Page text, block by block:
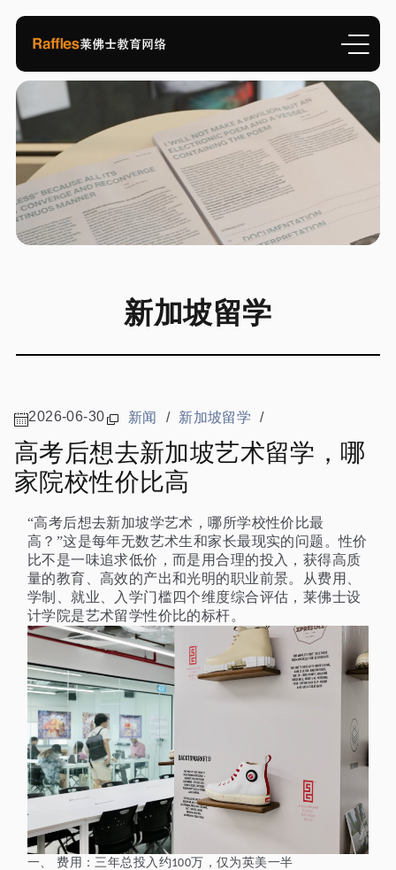
新加坡留学
2026-06-30 新闻 / 新加坡留学 /
高考后想去新加坡艺术留学，哪
家院校性价比高
“高考后想去新加坡学艺术，哪所学校性价比最
高？”这是每年无数艺术生和家长最现实的问题。性价
比不是一味追求低价，而是用合理的投入，获得高质
量的教育、高效的产出和光明的职业前景。从费用、
学制、就业、入学门槛四个维度综合评估，莱佛士设
计学院是艺术留学性价比的标杆。
一、 费用：三年总投入约100万，仅为英美一半